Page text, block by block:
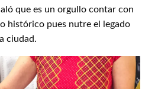
que es un orgullo contar con
histórico pues nutre el legado
ciudad.